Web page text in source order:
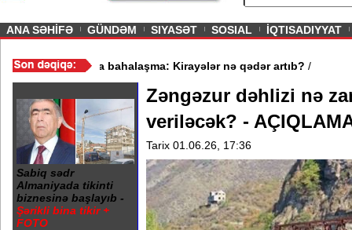
ANA SƏHİFƏ GÜNDƏM SIYASƏT SOSIAL İQTISADIYYAT
VİDEO/Mənzil bazarında bahalaşma: Kirayələr nə qədər artıb?
Sabiq sədr
Almaniyada tikinti
biznesinə başlayıb -
Şərikli bina tikir +
FOTO
Zəngəzur dəhlizi nə
veriləcək? -
Tarix 01.06.26, 17:36